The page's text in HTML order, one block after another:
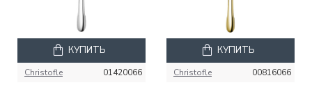
Christofle 01420066
КУПИТЬ
Christofle 00816066
КУПИТЬ